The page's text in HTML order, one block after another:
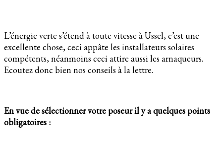
L’énergie verte s’étend à toute vitesse à Ussel, c’est une
excellente chose, ceci appâte les installateurs solaires
compétents, néanmoins ceci attire aussi les arnaqueurs.
Ecoutez donc bien nos conseils à la lettre.
En vue de sélectionner votre poseur il y a quelques points
obligatoires :